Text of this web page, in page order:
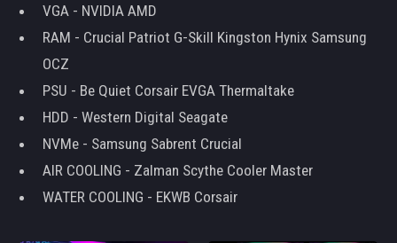
VGA - NVIDIA AMD
RAM - Crucial Patriot G-Skill Kingston Hynix Samsung
OCZ
PSU - Be Quiet Corsair EVGA Thermaltake
HDD - Western Digital Seagate
NVMe - Samsung Sabrent Crucial
AIR COOLING - Zalman Scythe Cooler Master
WATER COOLING - EKWB Corsair